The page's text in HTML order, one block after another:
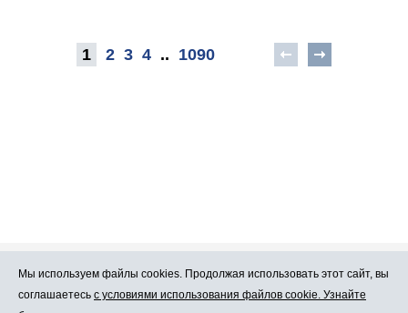
1 2 3 4 .. 1090
Про Atlants.lv Реклама
Мы используем файлы cookies. Продолжая использовать этот сайт, вы
соглашаетесь с условиями использования файлов cookie. Узнайте